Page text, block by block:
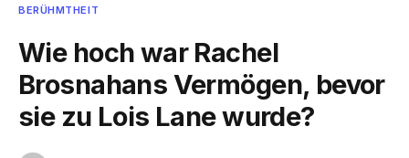
BERÜHMTHEIT
Wie hoch war Rachel
Brosnahans Vermögen, bevor
sie zu Lois Lane wurde?